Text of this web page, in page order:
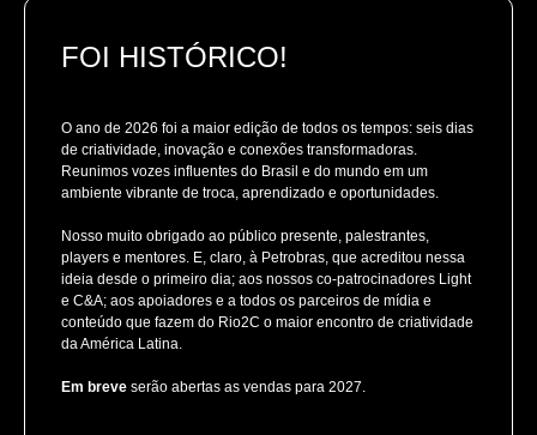
FOI HISTÓRICO!
O ano de 2026 foi a maior edição de todos os tempos: seis dias
de criatividade, inovação e conexões transformadoras.
Reunimos vozes influentes do Brasil e do mundo em um
ambiente vibrante de troca, aprendizado e oportunidades.
Nosso muito obrigado ao público presente, palestrantes,
players e mentores. E, claro, à Petrobras, que acreditou nessa
ideia desde o primeiro dia; aos nossos co-patrocinadores Light
e C&A; aos apoiadores e a todos os parceiros de mídia e
conteúdo que fazem do Rio2C o maior encontro de criatividade
da América Latina.
Em breve serão abertas as vendas para 2027.